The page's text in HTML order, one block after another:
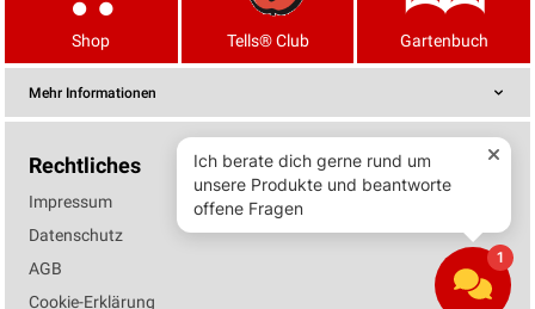
Shop Tells® Club Gartenbuch
Mehr Informationen
Rechtliches
Impressum
Datenschutz
AGB
Cookie-Erklärung